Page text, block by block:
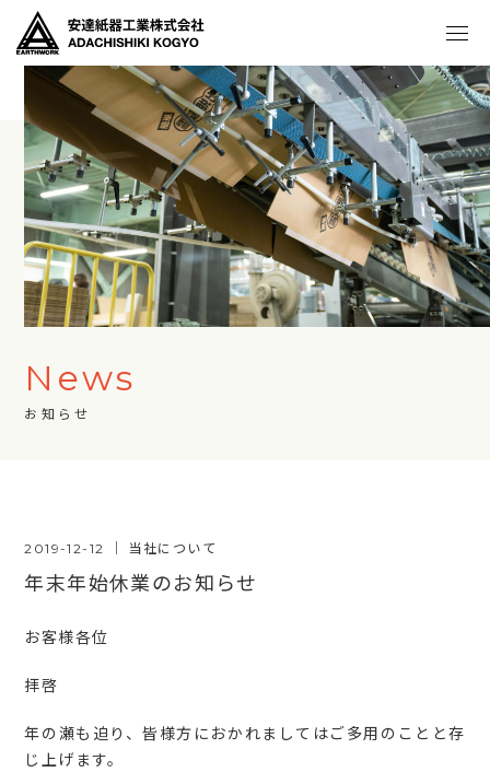
News
お知らせ
2019-12-12 当社について
年末年始休業のお知らせ
お客様各位
拝啓
年の瀬も迫り、皆様方におかれましてはご多用のことと存
じ上げます。